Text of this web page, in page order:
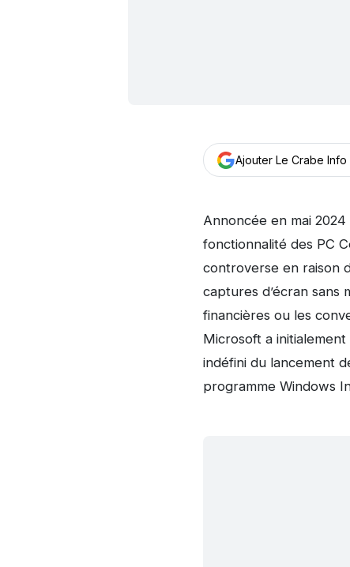
Ajouter Le Crabe
Annoncée en mai
fonctionnalité des PC
controverse en raison
captures d’écran sans
financières ou les
Microsoft a
indéfini du lancement
programme Windows